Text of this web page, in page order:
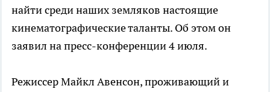
найти среди наших земляков настоящие
кинематографические таланты. Об этом он
заявил на пресс-конференции 4 июля.
Режиссер Майкл Авенсон, проживающий и